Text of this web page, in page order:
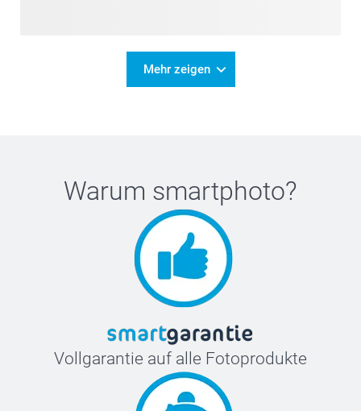
Mehr zeigen
Warum smartphoto?
Vollgarantie auf alle Fotoprodukte